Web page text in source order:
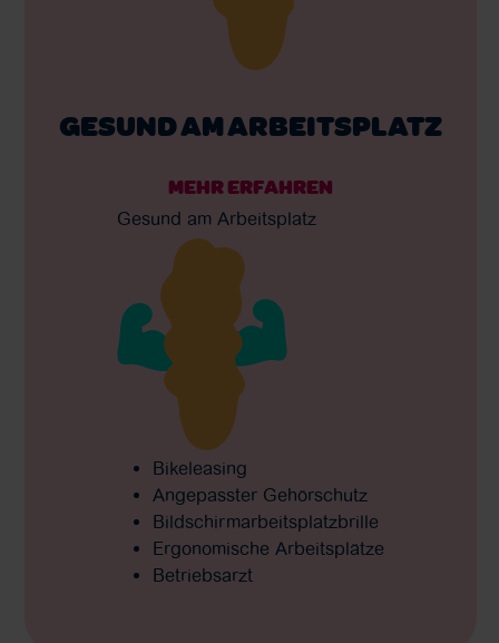
GESUND AM ARBEITSPLATZ
MEHR ERFAHREN
Gesund am Arbeitsplatz
Bikeleasing
Angepasster Gehörschutz
Bildschirmarbeitsplatzbrille
Ergonomische Arbeitsplätze
Betriebsarzt